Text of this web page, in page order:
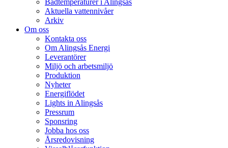
Badtemperaturer i Alingsås
Aktuella vattennivåer
Arkiv
Om oss
Kontakta oss
Om Alingsås Energi
Leverantörer
Miljö och arbetsmiljö
Produktion
Nyheter
Energiflödet
Lights in Alingsås
Pressrum
Sponsring
Jobba hos oss
Årsredovisning